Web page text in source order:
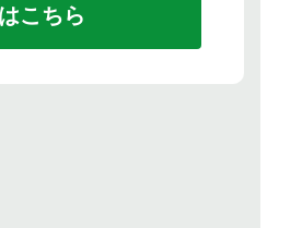
こちら